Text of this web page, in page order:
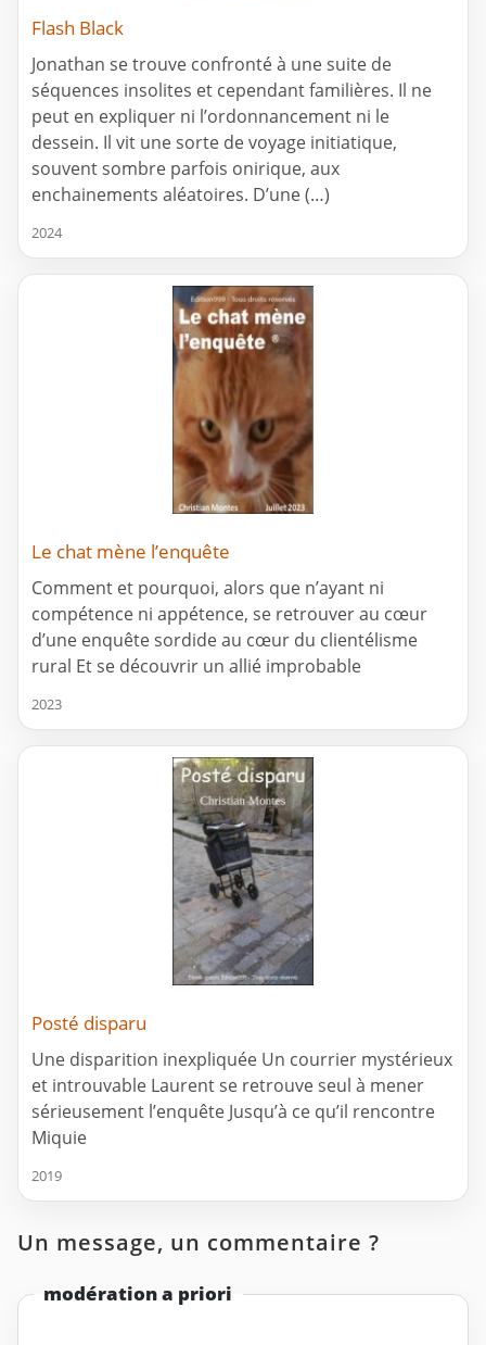
Flash Black
Jonathan se trouve confronté à une suite de
séquences insolites et cependant familières. Il ne
peut en expliquer ni l’ordonnancement ni le
dessein. Il vit une sorte de voyage initiatique,
souvent sombre parfois onirique, aux
enchainements aléatoires. D’une (…)
2024
Le chat mène l’enquête
Comment et pourquoi, alors que n’ayant ni
compétence ni appétence, se retrouver au cœur
d’une enquête sordide au cœur du clientélisme
rural Et se découvrir un allié improbable
2023
Posté disparu
Une disparition inexpliquée Un courrier mystérieux
et introuvable Laurent se retrouve seul à mener
sérieusement l’enquête Jusqu’à ce qu’il rencontre
Miquie
2019
Un message, un commentaire ?
modération a priori